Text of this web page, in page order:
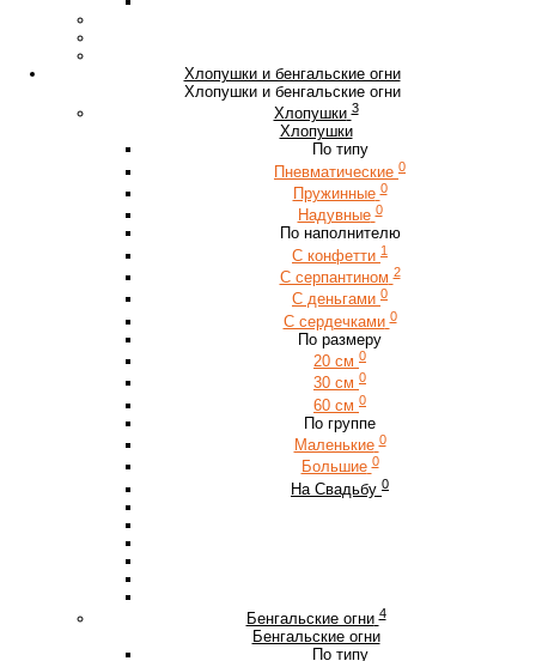
Хлопушки и бенгальские огни
Хлопушки и бенгальские огни
Хлопушки 3
Хлопушки
По типу
Пневматические 0
Пружинные 0
Надувные 0
По наполнителю
С конфетти 1
С серпантином 2
С деньгами 0
С сердечками 0
По размеру
20 см 0
30 см 0
60 см 0
По группе
Маленькие 0
Большие 0
На Свадьбу 0
Бенгальские огни 4
Бенгальские огни
По типу